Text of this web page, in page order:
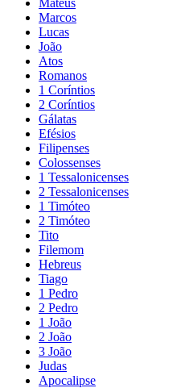
Marcos
Lucas
João
Atos
Romanos
1 Coríntios
2 Coríntios
Gálatas
Efésios
Filipenses
Colossenses
1 Tessalonicenses
2 Tessalonicenses
1 Timóteo
2 Timóteo
Tito
Filemom
Hebreus
Tiago
1 Pedro
2 Pedro
1 João
2 João
3 João
Judas
Apocalipse